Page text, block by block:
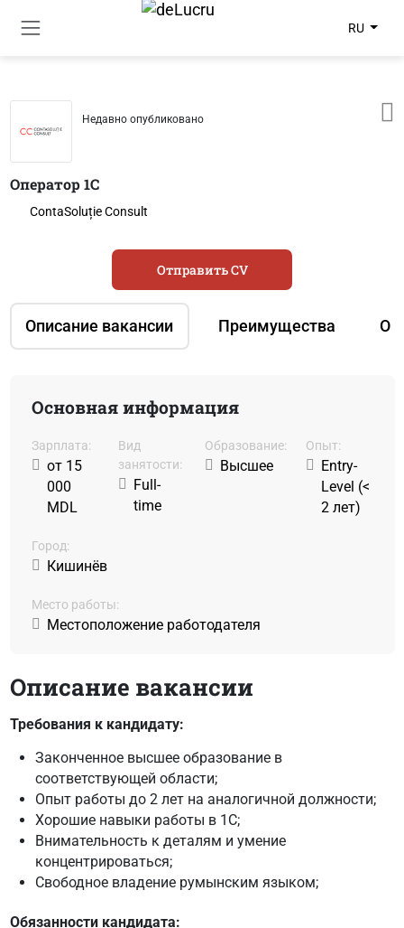
RU
Недавно опубликовано
Оператор 1C
ContaSoluție Consult
Описание вакансии Преимущества О
Отправить CV
Основная информация
Зарплата:
от 15
000
MDL
Вид
занятости:
Full-
time
Образование:
Высшее
Oпыт:
Entry-
Level (<
2 лет)
Город:
Кишинёв
Место работы:
Местоположение работодателя
Описание вакансии
Требования к кандидату:
Законченное высшее образование в
соответствующей области;
Опыт работы до 2 лет на аналогичной должности;
Хорошие навыки работы в 1C;
Внимательность к деталям и умение
концентрироваться;
Свободное владение румынским языком;
Обязанности кандидата: